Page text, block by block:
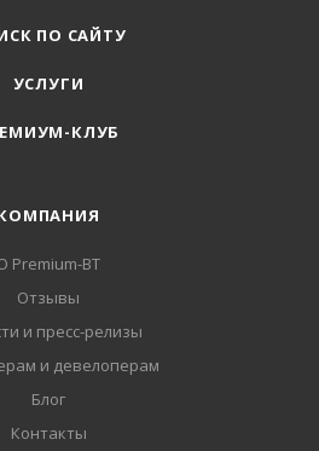
ПО САЙТУ
УСЛУГИ
КЛУБ
Premium-BT
Отзывы
и пресс-релизы
и девелоперам
Блог
Контакты